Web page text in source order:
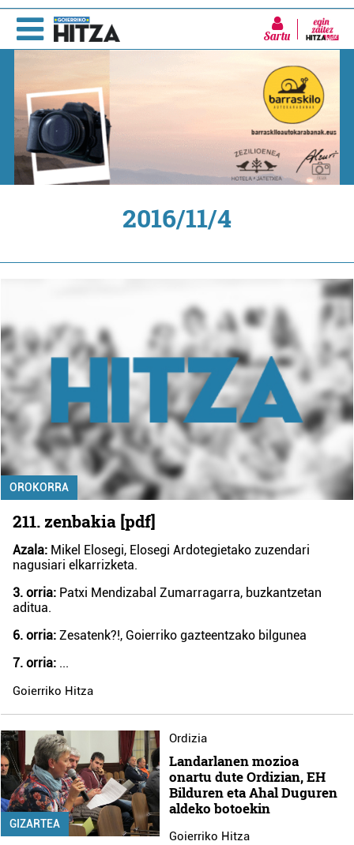
Sartu
2016/11/4
OROKORRA
211. zenbakia [pdf]
Azala: Mikel Elosegi, Elosegi Ardotegietako zuzendari
nagusiari elkarrizketa.
3. orria: Patxi Mendizabal Zumarragarra, buzkantzetan
aditua.
6. orria: Zesatenk?!, Goierriko gazteentzako bilgunea
7. orria: ...
Goierriko Hitza
GIZARTEA
Ordizia
Landarlanen mozioa
onartu dute Ordizian, EH
Bilduren eta Ahal Duguren
aldeko botoekin
Goierriko Hitza